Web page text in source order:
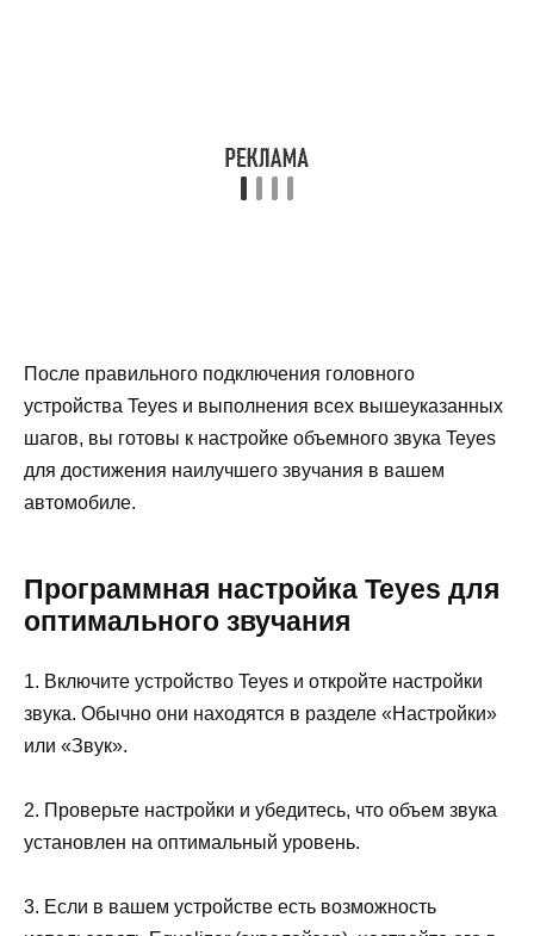
После правильного подключения головного
устройства Teyes и выполнения всех вышеуказанных
шагов, вы готовы к настройке объемного звука Teyes
для достижения наилучшего звучания в вашем
автомобиле.
Программная настройка Teyes для
оптимального звучания
1. Включите устройство Teyes и откройте настройки
звука. Обычно они находятся в разделе «Настройки»
или «Звук».
2. Проверьте настройки и убедитесь, что объем звука
установлен на оптимальный уровень.
3. Если в вашем устройстве есть возможность